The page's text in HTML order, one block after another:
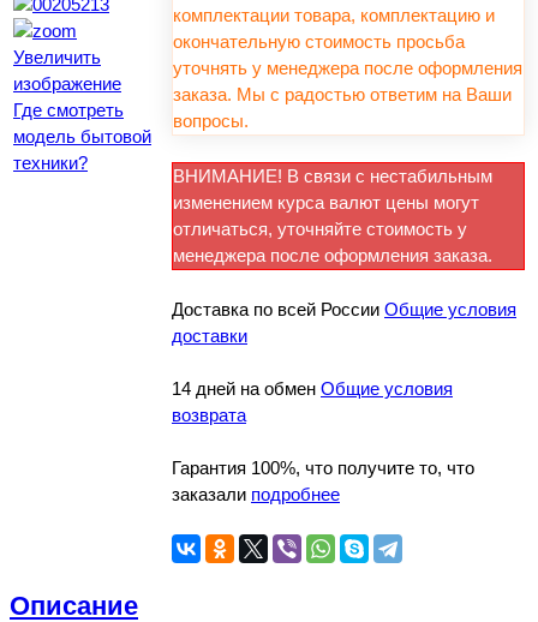
Увеличить
изображение
Где смотреть
модель бытовой
техники?
комплектации товара, комплектацию и
окончательную стоимость просьба
уточнять у менеджера после оформления
заказа. Мы с радостью ответим на Ваши
вопросы.
ВНИМАНИЕ! В связи с нестабильным
изменением курса валют цены могут
отличаться, уточняйте стоимость у
менеджера после оформления заказа.
Доставка по всей России Общие условия
доставки
14 дней на обмен Общие условия
возврата
Гарантия 100%, что получите то, что
заказали подробнее
Описание